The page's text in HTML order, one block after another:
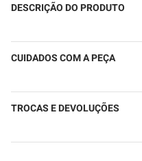
DESCRIÇÃO DO PRODUTO
CUIDADOS COM A PEÇA
TROCAS E DEVOLUÇÕES